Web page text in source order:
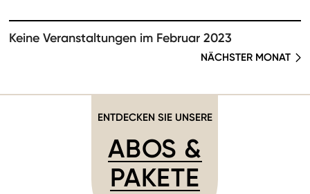
Keine Veranstaltungen im Februar 2023
NÄCHSTER MONAT
ENTDECKEN SIE UNSERE
ABOS &
PAKETE